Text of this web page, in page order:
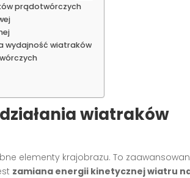
prądotwórczych
wydajność wiatraków
wiatraków
elementy krajobrazu. To
zamiana energii kinetycznej wiatru